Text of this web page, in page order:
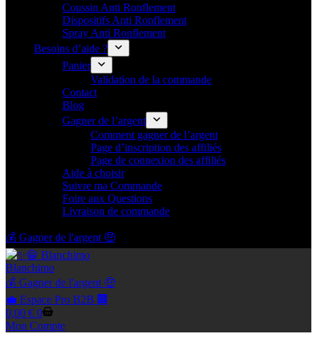
Coussin Anti Ronflement
Dispositifs Anti Ronflement
Spray Anti Ronflement
Besoins d’aide ?
Panier
Validation de la commande
Contact
Blog
Gagner de l’argent
Comment gagner de l’argent
Page d’inscription des affiliés
Page de connexion des affiliés
Aide à choisir
Suivre ma Commande
Foire aux Questions
Livraison de commande
💰 Gagner de l'argent 🤑
Blanchimo
💰 Gagner de l'argent 🤑
💼 Espace Pro B2B 🏢
Panier
d’achat
0,00 € 0
Mon Compte